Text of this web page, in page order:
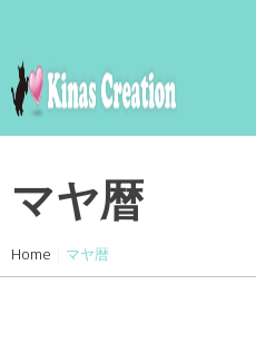
content
マヤ暦
Home マヤ暦